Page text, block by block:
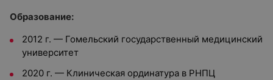
Образование:
2012 г. — Гомельский государственный медицинский
университет
2020 г. — Клиническая ординатура в РНПЦ